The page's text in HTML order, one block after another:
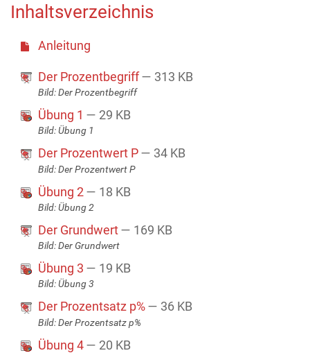
Inhaltsverzeichnis
Anleitung
Der Prozentbegriff— 313 KB
Bild: Der Prozentbegriff
Übung 1 — 29 KB
Bild: Übung 1
Der Prozentwert P— 34 KB
Bild: Der Prozentwert P
Übung 2— 18 KB
Bild: Übung 2
Der Grundwert— 169 KB
Bild: Der Grundwert
Übung 3 — 19 KB
Bild: Übung 3
Der Prozentsatz p%— 36 KB
Bild: Der Prozentsatz p%
Übung 4— 20 KB